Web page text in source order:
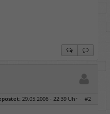
29.05.2006 - 22:39 Uhr · #2